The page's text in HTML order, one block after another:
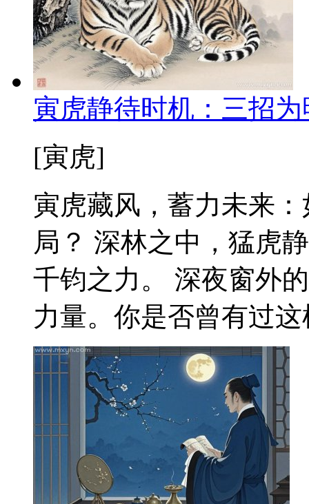
寅虎静待时机：三招
[寅虎]
寅虎藏风，蓄力未来
局？ 深林之中，猛虎
千钧之力。 深夜窗外
力量。你是否曾有过